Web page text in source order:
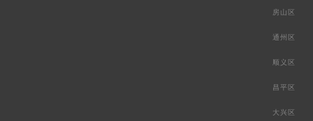
房山区
通州区
顺义区
昌平区
大兴区